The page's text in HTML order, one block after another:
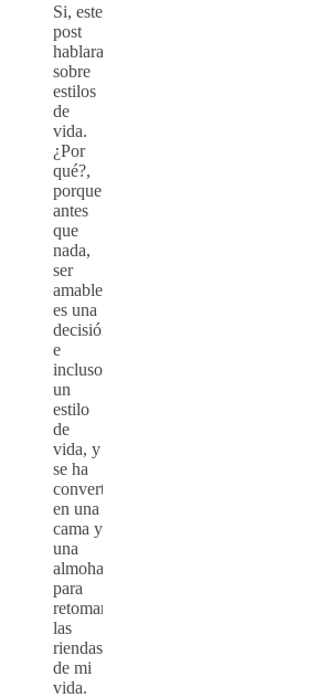
Si, este
post
hablara
sobre
estilos
de
vida.
¿Por
qué?,
porque
antes
que
nada,
ser
amable
es una
decisión
e
incluso
un
estilo
de
vida, y
se ha
convertido
en una
cama y
una
almohada
para
retomar
las
riendas
de mi
vida.